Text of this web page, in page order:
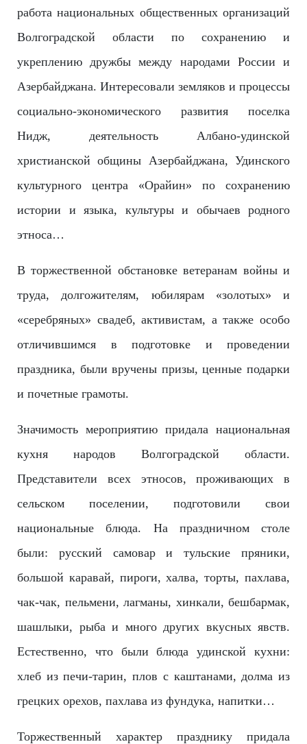
работа национальных общественных организаций
Волгоградской области по сохранению и
укреплению дружбы между народами России и
Азербайджана. Интересовали земляков и процессы
социально-экономического развития поселка
Нидж, деятельность Албано-удинской
христианской общины Азербайджана, Удинского
культурного центра «Орайин» по сохранению
истории и языка, культуры и обычаев родного
этноса…
В торжественной обстановке ветеранам войны и
труда, долгожителям, юбилярам «золотых» и
«серебряных» свадеб, активистам, а также особо
отличившимся в подготовке и проведении
праздника, были вручены призы, ценные подарки
и почетные грамоты.
Значимость мероприятию придала национальная
кухня народов Волгоградской области.
Представители всех этносов, проживающих в
сельском поселении, подготовили свои
национальные блюда. На праздничном столе
были: русский самовар и тульские пряники,
большой каравай, пироги, халва, торты, пахлава,
чак-чак, пельмени, лагманы, хинкали, бешбармак,
шашлыки, рыба и много других вкусных явств.
Естественно, что были блюда удинской кухни:
хлеб из печи-тарин, плов с каштанами, долма из
грецких орехов, пахлава из фундука, напитки…
Торжественный характер празднику придала